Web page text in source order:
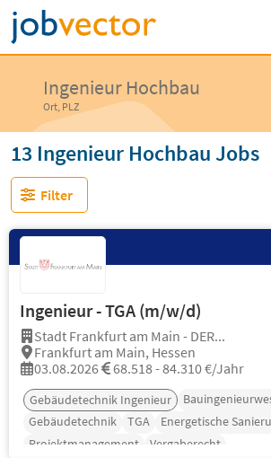
Ingenieur Hochbau
Ort, PLZ
13 Ingenieur Hochbau Jobs
Filter
Ingenieur - TGA (m/w/d)
Stadt Frankfurt am Main - DER...
Frankfurt am Main, Hessen
03.08.2026
68.518 - 84.310 €/Jahr
Gebäudetechnik Ingenieur
Gebäudetechnik
TGA
Energetische
Projektmanagement
Vergaberecht